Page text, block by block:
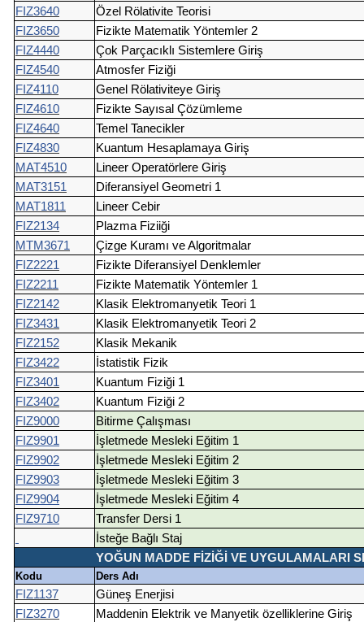
FIZ3640
Özel Rölativite Teorisi
FIZ3650
Fizikte Matematik Yöntemler 2
FIZ4440
Çok Parçacıklı Sistemlere Giriş
FIZ4540
Atmosfer Fiziği
FIZ4110
Genel Rölativiteye Giriş
FIZ4610
Fizikte Sayısal Çözümleme
FIZ4640
Temel Tanecikler
FIZ4830
Kuantum Hesaplamaya Giriş
MAT4510
Lineer Operatörlere Giriş
MAT3151
Diferansiyel Geometri 1
MAT1811
Lineer Cebir
FIZ2134
Plazma Fiziiği
MTM3671
Çizge Kuramı ve Algoritmalar
FIZ2221
Fizikte Diferansiyel Denklemler
FIZ2211
Fizikte Matematik Yöntemler 1
FIZ2142
Klasik Elektromanyetik Teori 1
FIZ3431
Klasik Elektromanyetik Teori 2
FIZ2152
Klasik Mekanik
FIZ3422
İstatistik Fizik
FIZ3401
Kuantum Fiziği 1
FIZ3402
Kuantum Fiziği 2
FIZ9000
Bitirme Çalışması
FIZ9901
İşletmede Mesleki Eğitim 1
FIZ9902
İşletmede Mesleki Eğitim 2
FIZ9903
İşletmede Mesleki Eğitim 3
FIZ9904
İşletmede Mesleki Eğitim 4
FIZ9710
Transfer Dersi 1
İsteğe Bağlı Staj
YOĞUN MADDE FİZİĞİ VE UYGULAMALARI
Kodu Ders Adı
FIZ1137
Güneş Enerjisi
FIZ3270
Maddenin Elektrik ve Manyetik özelliklerine Giriş